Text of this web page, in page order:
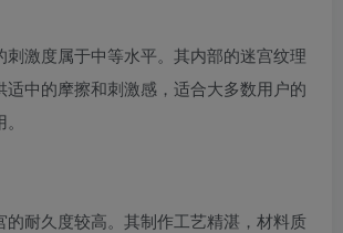
刺激度属于中等水平。其内部的迷宫纹理
适中的摩擦和刺激感，适合大多数用户的
的耐久度较高。其制作工艺精湛，材料质